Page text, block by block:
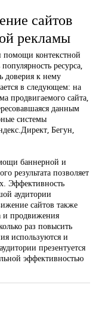
сайтов
рекламы
контекстной
ресурса,
доверия к нему
в следующем: на
продвигаемого сайта,
данным
системы
Бегун,
баннерной и
результата позволяет
Эффективность
аудитории
сайтов также
и продвижения
раз повысить
используются и
презентуется
эффективностью